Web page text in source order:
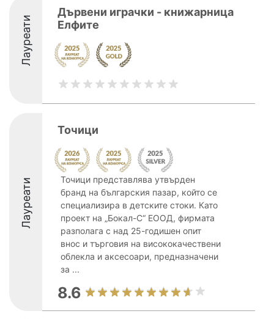
Лауреати
Дървени играчки - книжарница
Елфите
Лауреати
Точици
Точици представлява утвърден
бранд на българския пазар, който се
специализира в детските стоки. Като
проект на „Бокал-С“ ЕООД, фирмата
разполага с над 25-годишен опит
внос и търговия на висококачествени
облекла и аксесоари, предназначени
за ...
8.6